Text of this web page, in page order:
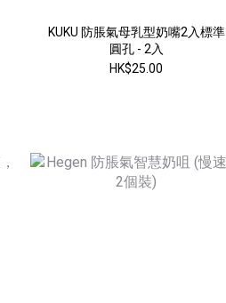
KUKU 防脹氣母乳型奶嘴2入標準
圓孔 - 2入
HK$25.00